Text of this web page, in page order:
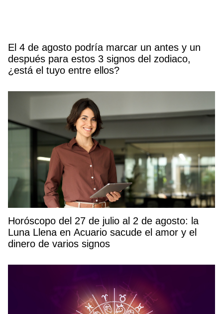
El 4 de agosto podría marcar un antes y un
después para estos 3 signos del zodiaco,
¿está el tuyo entre ellos?
Horóscopo del 27 de julio al 2 de agosto: la
Luna Llena en Acuario sacude el amor y el
dinero de varios signos